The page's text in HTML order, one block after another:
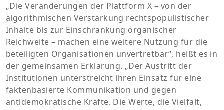
„Die Veränderungen der Plattform X – von der
algorithmischen Verstärkung rechtspopulistischer
Inhalte bis zur Einschränkung organischer
Reichweite – machen eine weitere Nutzung für die
beteiligten Organisationen unvertretbar“, heißt es in
der gemeinsamen Erklärung. „Der Austritt der
Institutionen unterstreicht ihren Einsatz für eine
faktenbasierte Kommunikation und gegen
antidemokratische Kräfte. Die Werte, die Vielfalt,